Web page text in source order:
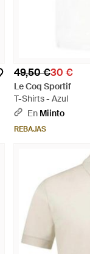
49,50 €30 €
Le Coq Sportif
T-Shirts - Azul
En Miinto
REBAJAS